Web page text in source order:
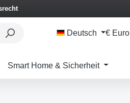
Deutsch € Euro
Smart Home & Sicherheit